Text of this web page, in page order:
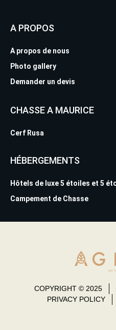
A PROPOS
A propos de nous
Photo gallery
Demander un devis
CHASSE A MAURICE
Cerf Rusa
HÉBERGEMENTS
Hôtels de luxe 5 étoiles et 5
Campement de Chasse
COPYRIGHT © 2025
PRIVACY POLICY